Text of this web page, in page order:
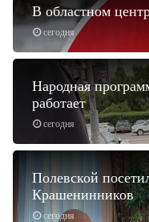
сегодня
В областном
сегодня
Народная
работает
сегодня
Полевской
Крашенинников